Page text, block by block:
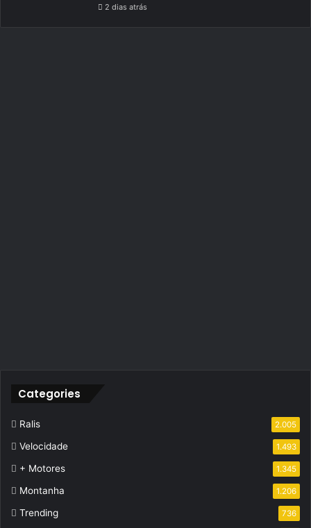
2 dias atrás
Categories
Ralis 2.005
Velocidade 1.493
+ Motores 1.345
Montanha 1.206
Trending 736